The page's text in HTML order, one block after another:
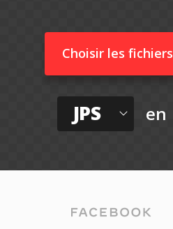
Choisir les fichiers
JPS en